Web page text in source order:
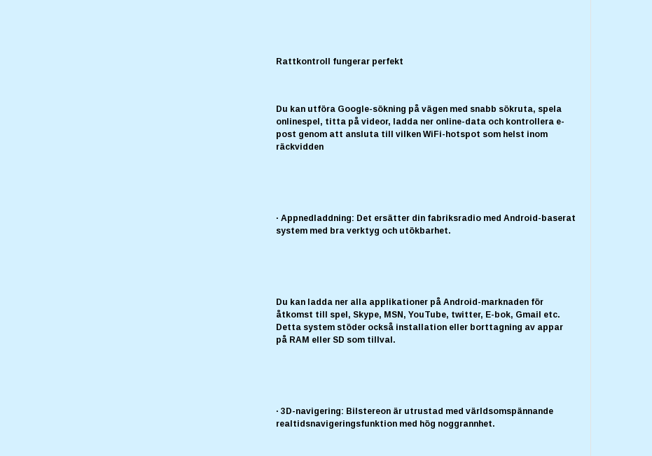
Rattkontroll fungerar perfekt
Du kan utföra Google-sökning på vägen med snabb sökruta, spela
onlinespel, titta på videor, ladda ner online-data och kontrollera e-
post genom att ansluta till vilken WiFi-hotspot som helst inom
räckvidden
· Appnedladdning: Det ersätter din fabriksradio med Android-baserat
system med bra verktyg och utökbarhet.
Du kan ladda ner alla applikationer på Android-marknaden för
åtkomst till spel, Skype, MSN, YouTube, twitter, E-bok, Gmail etc.
Detta system stöder också installation eller borttagning av appar
på RAM eller SD som tillval.
· 3D-navigering: Bilstereon är utrustad med världsomspännande
realtidsnavigeringsfunktion med hög noggrannhet.